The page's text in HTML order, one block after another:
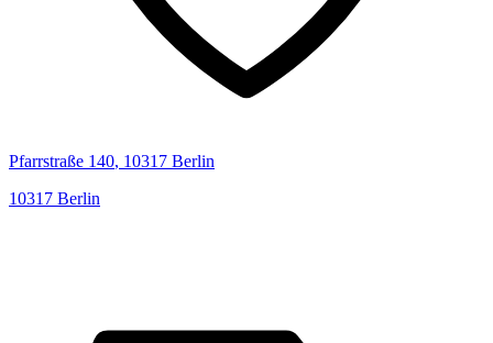
Pfarrstraße 140, 10317 Berlin
10317 Berlin